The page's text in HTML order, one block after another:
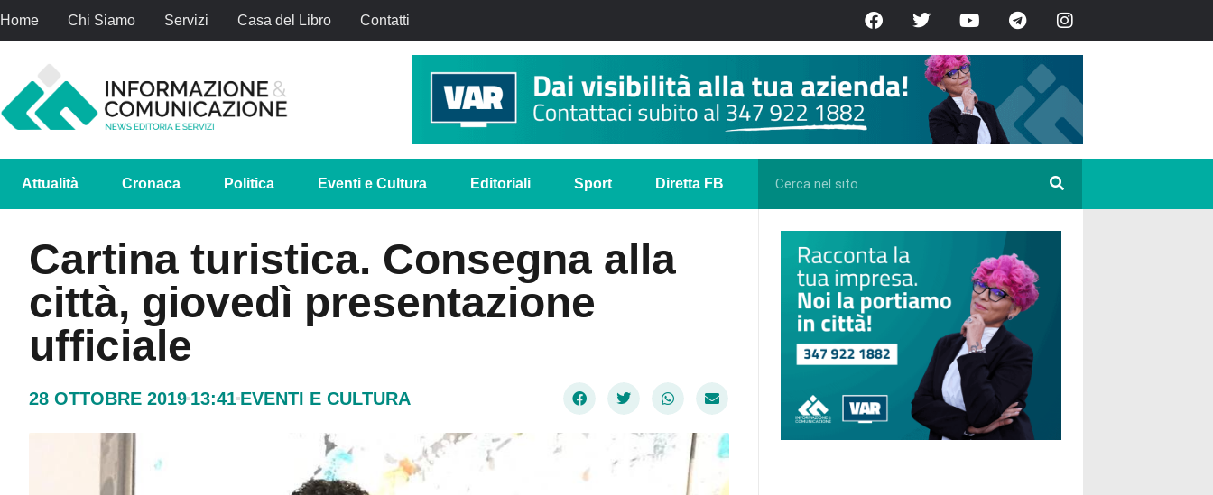
Home Chi Siamo Servizi Casa del Libro Contatti
Attualità Cronaca Politica Eventi e Cultura Editoriali Sport Diretta FB
Cartina turistica. Consegna alla
città, giovedì presentazione
ufficiale
28 OTTOBRE 2019 13:41 EVENTI E CULTURA